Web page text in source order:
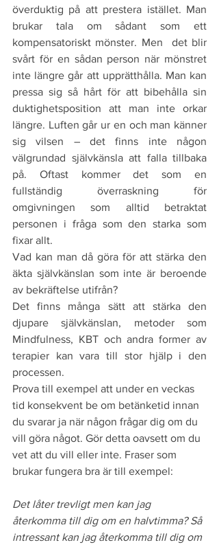
överduktig på att prestera istället. Man
brukar tala om sådant som ett
kompensatoriskt mönster. Men  det blir
svårt för en sådan person när mönstret
inte längre går att upprätthålla. Man kan
pressa sig så hårt för att bibehålla sin
duktighetsposition att man inte orkar
längre. Luften går ur en och man känner
sig vilsen – det finns inte någon
välgrundad självkänsla att falla tillbaka
på. Oftast kommer det som en
fullständig överraskning för
omgivningen som alltid betraktat
personen i fråga som den starka som
fixar allt.
Vad kan man då göra för att stärka den
äkta självkänslan som inte är beroende
av bekräftelse utifrån?
Det finns många sätt att stärka den
djupare självkänslan, metoder som
Mindfulness, KBT och andra former av
terapier kan vara till stor hjälp i den
processen.
Prova till exempel att under en veckas
tid konsekvent be om betänketid innan
du svarar ja när någon frågar dig om du
vill göra något. Gör detta oavsett om du
vet att du vill eller inte. Fraser som
brukar fungera bra är till exempel:
Det låter trevligt men kan jag
återkomma till dig om en halvtimma? Så
intressant kan jag återkomma till dig om